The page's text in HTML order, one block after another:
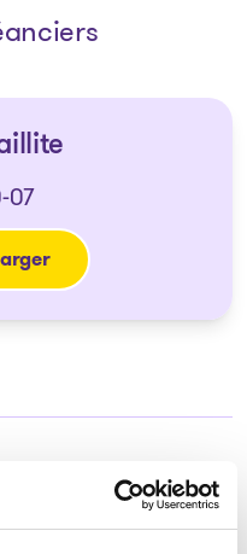
07
de faillite
du dossier